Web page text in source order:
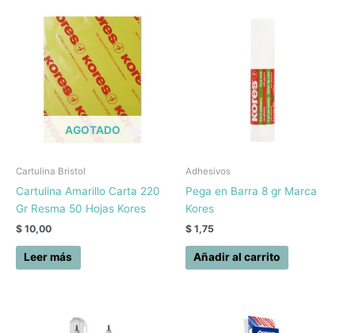
AGOTADO
Cartulina Bristol
Cartulina Amarillo Carta 220
Gr Resma 50 Hojas Kores
$ 10,00
Leer más
Adhesivos
Pega en Barra 8 gr Marca
Kores
$ 1,75
Añadir al carrito